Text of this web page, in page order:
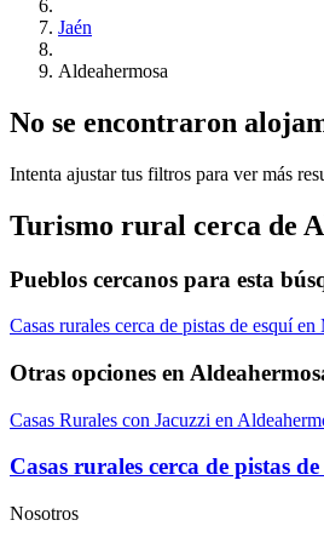
Jaén
Aldeahermosa
No se encontraron
Intenta ajustar tus filtros para ver más
Turismo rural cerca de
Pueblos cercanos para esta
Casas rurales cerca de pistas de esquí
Otras opciones en
Casas Rurales con Jacuzzi en
Casas rurales cerca de pistas
Nosotros